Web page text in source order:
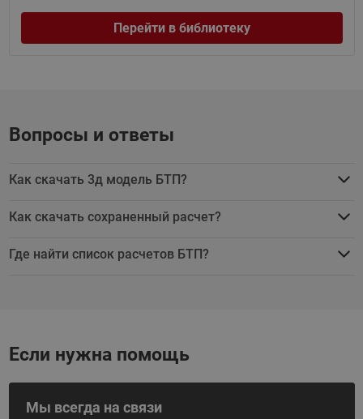
Перейти в библиотеку
Вопросы и ответы
Как скачать 3д модель БТП?
Как скачать сохраненный расчет?
Где найти список расчетов БТП?
Если нужна помощь
Мы всегда на связи